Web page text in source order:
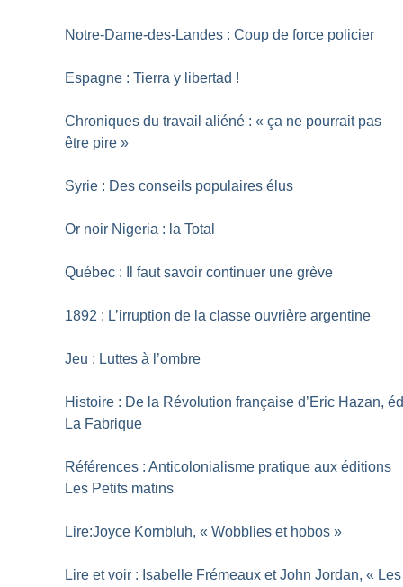
Notre-Dame-des-Landes : Coup de force policier
Espagne : Tierra y libertad !
Chroniques du travail aliéné : « ça ne pourrait pas
être pire »
Syrie : Des conseils populaires élus
Or noir Nigeria : la Total
Québec : Il faut savoir continuer une grève
1892 : L’irruption de la classe ouvrière argentine
Jeu : Luttes à l’ombre
Histoire : De la Révolution française d’Eric Hazan,
La Fabrique
Références : Anticolonialisme pratique aux éditions
Les Petits matins
Lire:Joyce Kornbluh, « Wobblies et hobos »
Lire et voir : Isabelle Frémeaux et John Jordan, « Les